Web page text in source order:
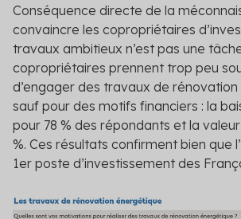
Conséquence directe de la
convaincre les copropriétaires
travaux ambitieux n’est pas une
copropriétaires prennent trop peu
d’engager des travaux de
sauf pour des motifs financiers : la
pour 78 % des répondants et la
%. Ces résultats confirment bien que
1er poste d’investissement des